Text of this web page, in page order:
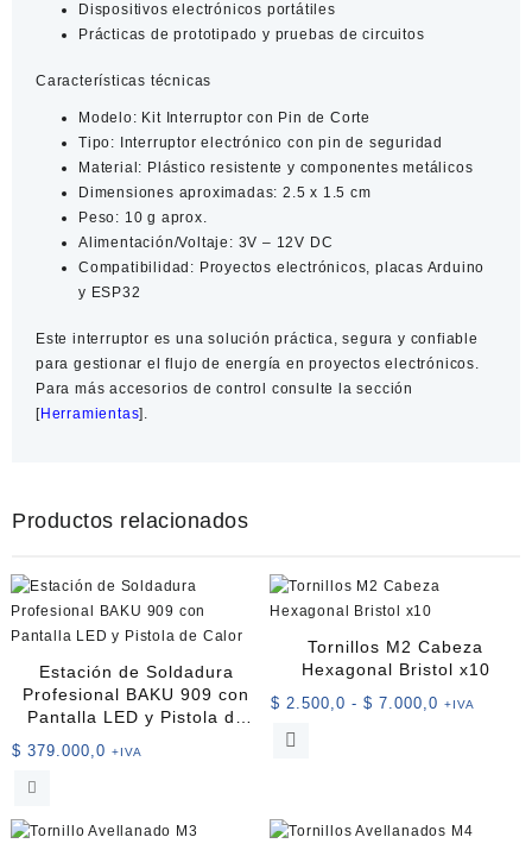
Dispositivos electrónicos portátiles
Prácticas de prototipado y pruebas de circuitos
Características técnicas
Modelo: Kit Interruptor con Pin de Corte
Tipo: Interruptor electrónico con pin de seguridad
Material: Plástico resistente y componentes metálicos
Dimensiones aproximadas: 2.5 x 1.5 cm
Peso: 10 g aprox.
Alimentación/Voltaje: 3V – 12V DC
Compatibilidad: Proyectos electrónicos, placas Arduino
y ESP32
Este interruptor es una solución práctica, segura y confiable
para gestionar el flujo de energía en proyectos electrónicos.
Para másaccesorios de control
consulte la sección
[Herramientas].
Productos relacionados
Estación de Soldadura
Profesional BAKU 909 con
Pantalla LED y Pistola de
$ 379.000,0 +IVA
Tornillos M2 Cabeza
Hexagonal Bristol x10
$ 2.500,0 - $ 7.000,0 Rango
hasta
+IVA
Este
variantes.